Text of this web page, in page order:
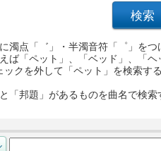
濁点「゛」・半濁音符「゜」を
ば「ペット」、「ベッド」、「
ックを外して「ペット」を検索
「邦題」があるものを曲名で検